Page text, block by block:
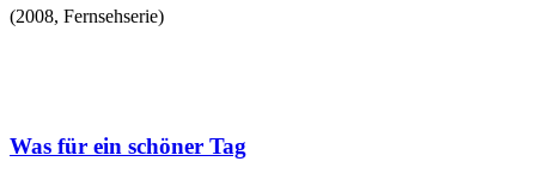
(2008, Fernsehserie)
Was für ein schöner Tag